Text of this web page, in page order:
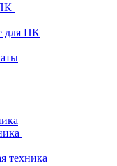
для ПК
техника